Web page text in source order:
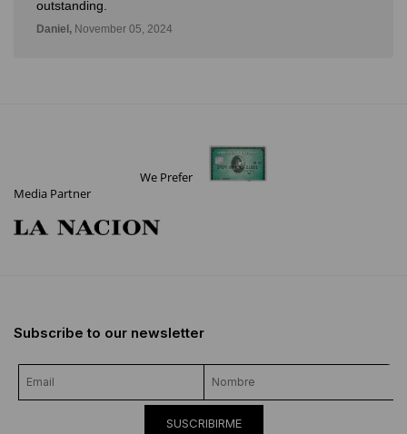
outstanding.
Daniel, November 05, 2024
We Prefer
Media Partner
Subscribe to our newsletter
SUSCRIBIRME